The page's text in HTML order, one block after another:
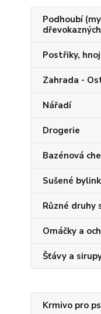
Podhoubí
Postřiky,
Zahrada -
Nářadí
Drogerie
Bazénová
Sušené
Různé druhy
Omáčky a
Šťávy a
Krmivo pro